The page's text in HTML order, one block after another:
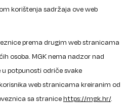
korištenja sadržaja ove web
prema drugim web stranicama
osoba. MGK nema nadzor nad
potpunosti odriče svake
web stranicama kreiranim od
sa stranicehttps://mgk.hr/.